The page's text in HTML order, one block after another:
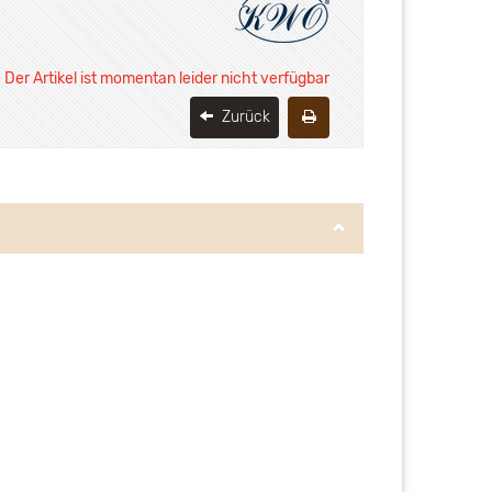
Der Artikel ist momentan leider nicht verfügbar
Zurück